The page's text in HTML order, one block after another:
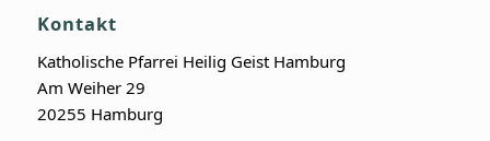
Kontakt
Katholische Pfarrei Heilig Geist Hamburg
Am Weiher 29
20255 Hamburg